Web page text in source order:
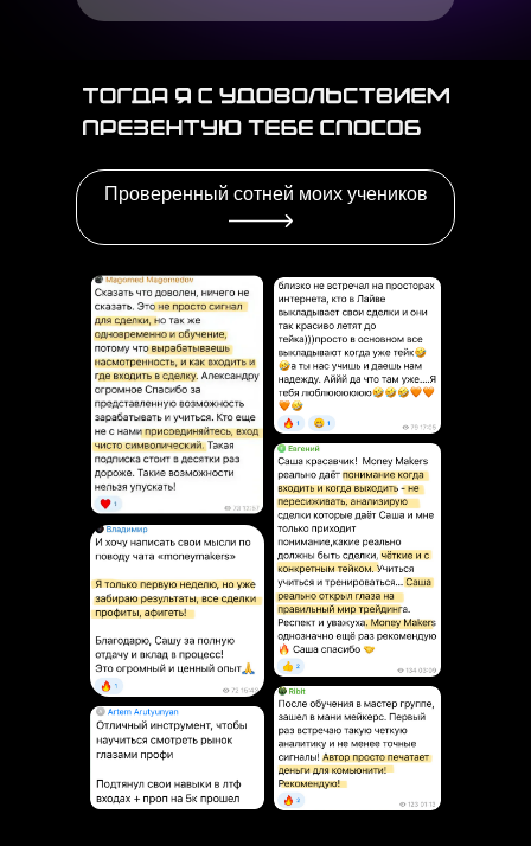
Проверенный сотней моих учеников